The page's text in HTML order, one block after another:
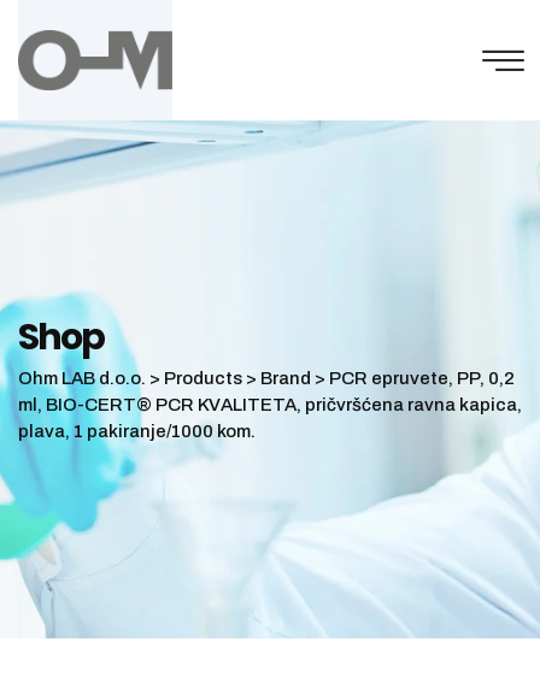
content
Shop
Ohm LAB d.o.o. > Products > Brand > PCR epruvete, PP, 0,2
ml, BIO-CERT® PCR KVALITETA, pričvršćena ravna kapica,
plava, 1 pakiranje/1000 kom.